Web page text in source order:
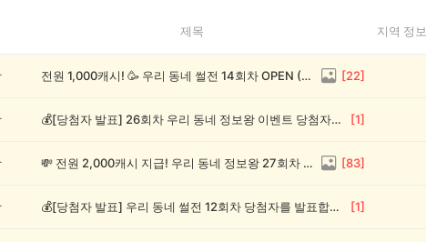
제목 지역 정보
전원 1,000캐시! 🥳 우리 동네 썰전 14회차 OPEN (~8/17) [22]
💰[당첨자 발표] 26회차 우리 동네 정보왕 이벤트 당첨자를 발표합니다! [1]
💸 전원 2,000캐시 지급! 우리 동네 정보왕 27회차 (~8/10) [83]
💰[당첨자 발표] 우리 동네 썰전 12회차 당첨자를 발표합니다! [1]